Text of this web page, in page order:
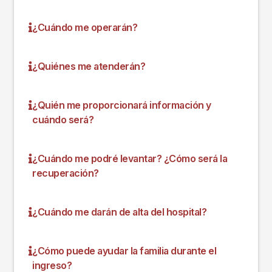
¿Cuándo me operarán?
¿Quiénes me atenderán?
¿Quién me proporcionará información y
cuándo será?
¿Cuándo me podré levantar? ¿Cómo será la
recuperación?
¿Cuándo me darán de alta del hospital?
¿Cómo puede ayudar la familia durante el
ingreso?